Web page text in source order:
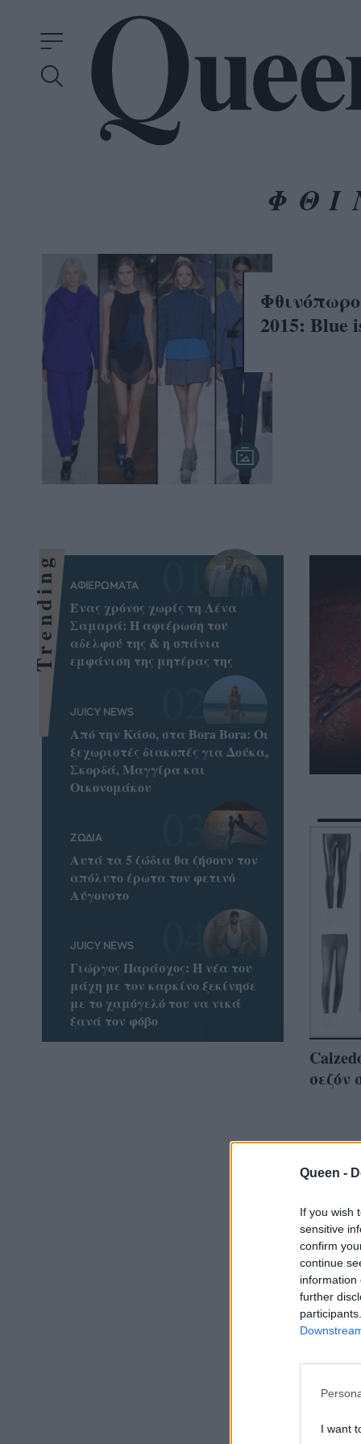
Queen -
If you wish
sensitive
confirm
continue
information
further
I want
2015: Blue
σεζόν
Trending ΑΦΙΕΡΩΜΑΤΑ
Ένας χρόνος χωρίς τη Λένα
Σαμαρά: Η αφιέρωση του
αδελφού της & η σπάνια
εμφάνιση της μητέρας της
JUICY NEWS
Από την Κάσο, στα Bora Bora: Οι
ξεχωριστές διακοπές για Δούκα,
Σκορδά, Μαγγίρα και
Οικονομάκου
ΖΩΔΙΑ
Αυτά τα 5 ζώδια θα ζήσουν τον
απόλυτο έρωτα τον φετινό
Αύγουστο
JUICY NEWS
Γιώργος Παράσχος: Η νέα του
μάχη με τον καρκίνο ξεκίνησε
με το χαμόγελό του να νικά
ξανά τον φόβο